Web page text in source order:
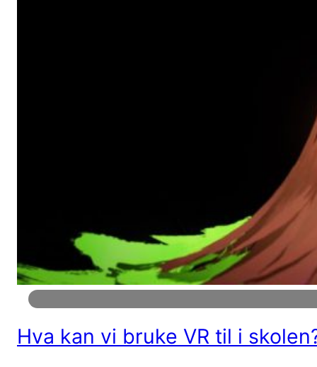
Hva kan vi bruke VR til i